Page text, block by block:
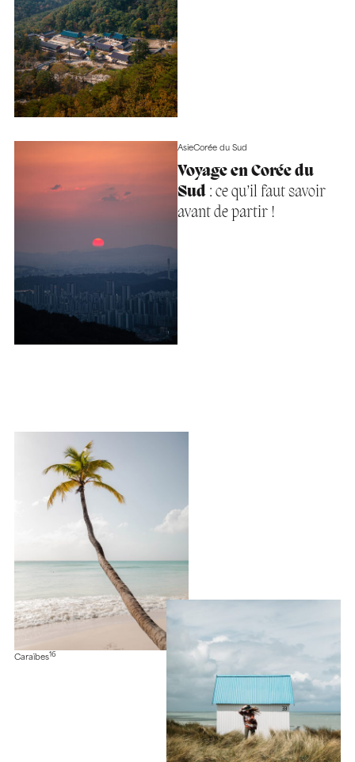
AsieCorée du Sud
Voyage en Corée du
Sud : ce qu’il faut savoir
avant de partir !
Caraïbes16